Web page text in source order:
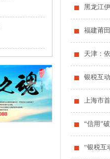
黑龙江
福建莆
天津：
银税互
上海市
“信用”
“银税互